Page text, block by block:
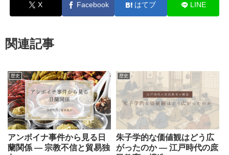
X Facebook はてブ LINE
関連記事
歴史
アンボイナ事件から見る日
蘭関係 ― 宗教不信と貿易独
歴史
朱子学的な価値観はどう広
がったのか ― 江戸時代の庶